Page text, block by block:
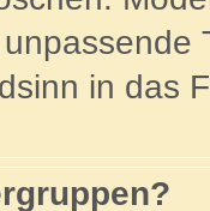
in das